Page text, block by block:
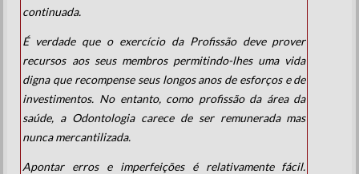
continuada.
É verdade que o exercício da Profissão deve prover
recursos aos seus membros permitindo-lhes uma vida
digna que recompense seus longos anos de esforços e de
investimentos. No entanto, como profissão da área da
saúde, a Odontologia carece de ser remunerada mas
nunca mercantilizada.
Apontar erros e imperfeições é relativamente fácil.